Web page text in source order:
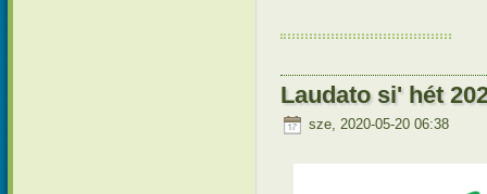
Laudato si' hét
sze, 2020-05-20 06:38